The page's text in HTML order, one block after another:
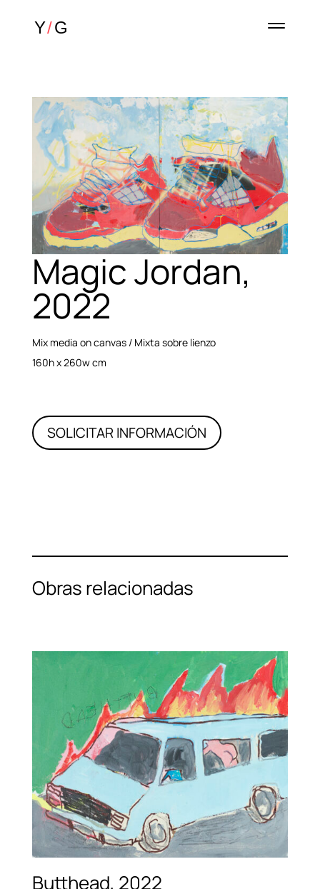
Magic Jordan,
2022
Mix media on canvas / Mixta sobre lienzo
160h x 260w cm
SOLICITAR INFORMACIÓN
Obras relacionadas
Butthead, 2022